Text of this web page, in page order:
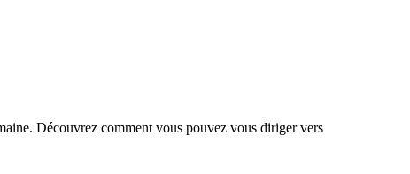
Découvrez comment vous pouvez vous diriger vers